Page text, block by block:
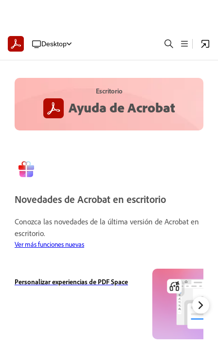
Desktop
Escritorio
Ayuda de Acrobat
Novedades de Acrobat en escritorio
Conozca las novedades de la última versión de Acrobat en
escritorio.
Ver más funciones nuevas
Personalizar experiencias de PDF Space